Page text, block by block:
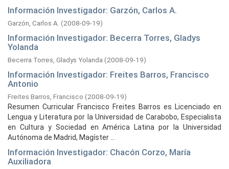
Información Investigador: Garzón, Carlos A.
Garzón, Carlos A. (2008-09-19)
Información Investigador: Becerra Torres, Gladys
Yolanda
Becerra Torres, Gladys Yolanda (2008-09-19)
Información Investigador: Freites Barros, Francisco
Antonio
Freites Barros, Francisco (2008-09-19)
Resumen Curricular Francisco Freites Barros es Licenciado en
Lengua y Literatura por la Universidad de Carabobo, Especialista
en Cultura y Sociedad en América Latina por la Universidad
Autónoma de Madrid, Magíster ...
Información Investigador: Chacón Corzo, María
Auxiliadora